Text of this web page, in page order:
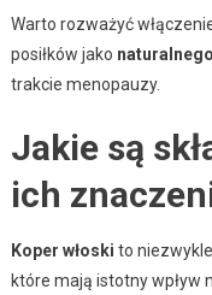
Warto rozważyć
posiłków jako
trakcie menopauzy.
Jakie są
ich
Koper włoski to
które mają istotny wpływ